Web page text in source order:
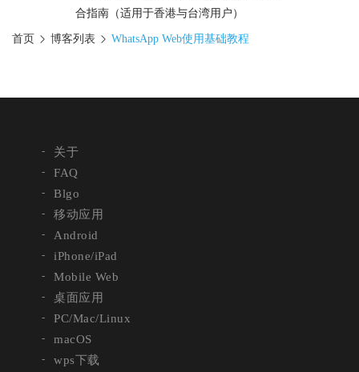
合指南（适用于香港与台湾用户）
首页 博客列表 WhatsApp Web使用基础教程
关于
FAQ
Blgo
移动应用
Android
iPhone/iPad
Mobile Web
桌面应用
PC/Mac/Linux
macOS
wps下载